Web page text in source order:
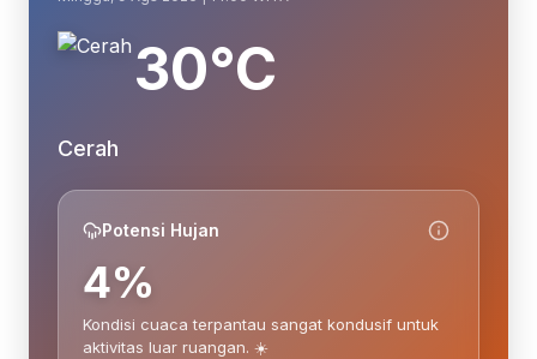
30°C
Cerah
Potensi Hujan
4%
Kondisi cuaca terpantau sangat kondusif untuk
aktivitas luar ruangan. ☀️